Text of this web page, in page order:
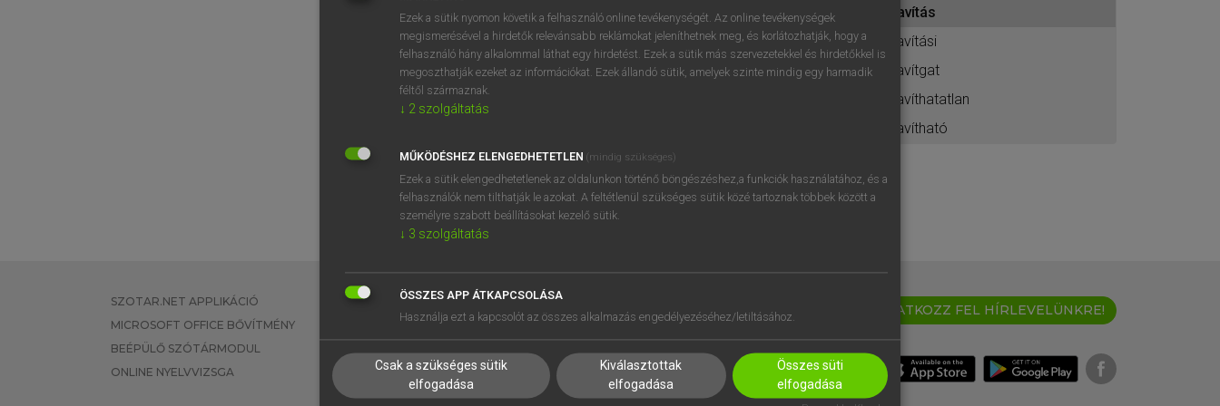
BELÉPÉS
próbaverziójának elindításához
regisztrálok ésbelépek.
REGISZTRÁCIÓ
javítás
javítási
javítgat
javíthatatlan
javítható
SZOTAR.NET APPLIKÁCIÓ
MICROSOFT OFFICE BŐVÍTMÉNY
BEÉPÜLŐ SZÓTÁRMODUL
ONLINE NYELVVIZSGA
EGYÉNI FELHASZNÁLÓKNAK
TANULÓKNAK
VÁLLALATI MEGOLDÁSOK
SÚGÓ
RÓLUNK
SÜTI BEÁLLÍTÁSOK
IRATKOZZ FEL HÍRLEVELÜNKRE!
Ezek a sütik nyomon követik a felhasználó online tevékenységét. Az online tevékenységek
megismerésével a hirdetők relevánsabb reklámokat jeleníthetnek meg, és korlátozhatják, hogy a
felhasználó hány alkalommal láthat egy hirdetést. Ezek a sütik más szervezetekkel és hirdetőkkel is
megoszthatják ezeket az információkat. Ezek állandó sütik, amelyek szinte mindig egy harmadik
féltől származnak.
↓ 2 szolgáltatás
MŰKÖDÉSHEZ ELENGEDHETETLEN (mindig szükséges)
Ezek a sütik elengedhetetlenek az oldalunkon történő böngészéshez,a funkciók használatához, és a
felhasználók nem tilthatják le azokat. A feltétlenül szükséges sütik közé tartoznak többek között a
személyre szabott beállításokat kezelő sütik.
↓ 3 szolgáltatás
ÖSSZES APP ÁTKAPCSOLÁSA
Használja ezt a kapcsolót az összes alkalmazás engedélyezéséhez/letiltásához.
Csak a szükséges sütik
elfogadása
Kiválasztottak
elfogadása
Összes süti
elfogadása